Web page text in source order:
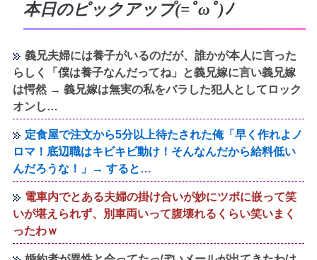
本日のピックアップ(=ﾟωﾟ)ﾉ
義兄夫婦には養子がいるのだが、誰かが本人に言った
らしく「僕は養子なんだってね」と義兄嫁に言い義兄嫁
は愕然 → 義兄嫁は無実の私をバラした犯人としてロック
オンし…
定食屋で注文から5分以上待たされた俺「早く作れよノ
ロマ！底辺職はキビキビ動け！そんなんだから給料低い
んだろうな！」→ すると…
電車内でとある夫婦の掛け合いが妙にツボに嵌って笑
いが堪えられず、別車両いって腹壊れるくらい笑いまく
ったわｗ